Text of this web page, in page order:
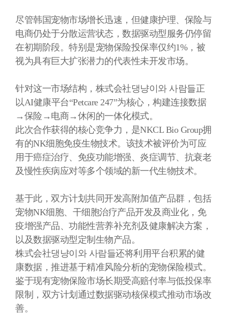
尽管韩国宠物市场增长迅速，但健康护理、保险与
电商仍处于分散运营状态，数据驱动型服务仍停留
在初期阶段。特别是宠物保险投保率仅约1%，被
视为具有巨大扩张潜力的代表性未开发市场。
针对这一市场结构，株式会社댕냥이와 사람들正
以AI健康平台“Petcare 247”为核心，构建连接数据
→保险 →电商→休闲的一体化模式。
此次合作获得的核心竞争力，是NKCL Bio Group拥
有的NK细胞免疫生物技术。该技术被评价为可应
用于癌症治疗、免疫功能增强、炎症调节、抗衰老
及慢性疾病应对等多个领域的新一代生物技术。
基于此，双方计划共同开发高附加值产品群，包括
宠物NK细胞、干细胞治疗产品开发及商业化，免
疫增强产品、功能性营养补充剂及健康解决方案，
以及数据驱动型定制生物产品。
株式会社댕냥이와 사람들还将利用平台积累的健
康数据，推进基于精准风险分析的宠物保险模式。
鉴于现有宠物保险市场长期受高赔付率与低投保率
限制，双方计划通过数据驱动核保模式推动市场改
善。